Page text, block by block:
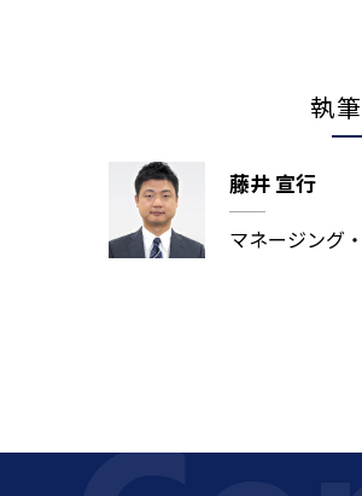
執
藤井 宣行
マネージング